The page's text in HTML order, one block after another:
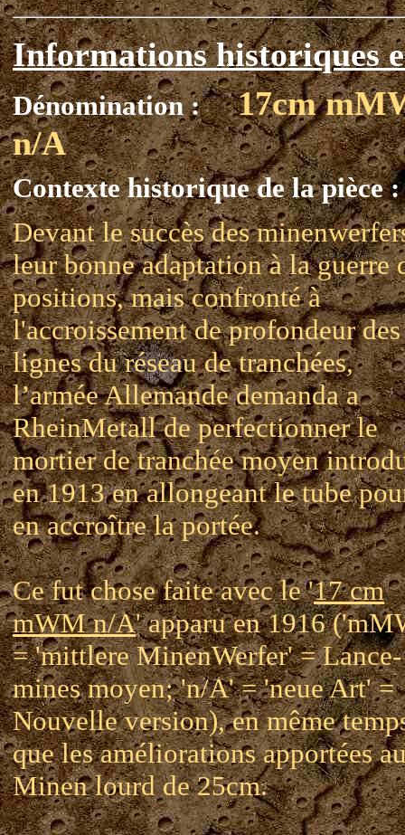
Informations historiques
Dénomination :
17cm
n/A
Contexte historique de la pièce :
Devant le succès des
leur bonne adaptation à la guerre
positions, mais confronté à
l'accroissement de profondeur des
lignes du réseau de tranchées,
l’armée Allemande demanda a
RheinMetall de perfectionner le
mortier de tranchée moyen
en 1913 en allongeant le tube
en accroître la portée.
Ce fut chose faite avec le '17 cm
mWM n/A' apparu en 1916
= 'mittlere MinenWerfer' = Lance-
mines moyen; 'n/A' = 'neue Art' =
Nouvelle version), en même
que les améliorations apportées
Minen lourd de 25cm.